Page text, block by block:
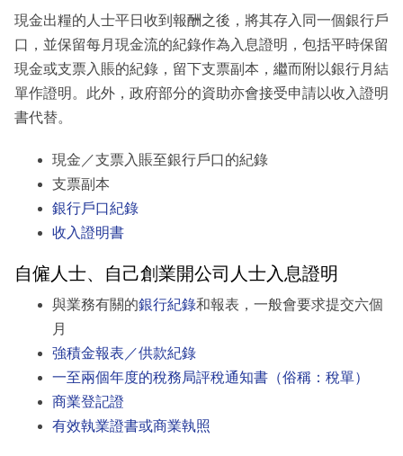
現金出糧的人士平日收到報酬之後，將其存入同一個銀行戶
口，並保留每月現金流的紀錄作為入息證明，包括平時保留
現金或支票入賬的紀錄，留下支票副本，繼而附以銀行月結
單作證明。此外，政府部分的資助亦會接受申請以收入證明
書代替。
現金／支票入賬至銀行戶口的紀錄
支票副本
銀行戶口紀錄
收入證明書
自僱人士、自己創業開公司人士入息證明
與業務有關的銀行紀錄和報表，一般會要求提交六個
月
強積金報表／供款紀錄
一至兩個年度的稅務局評稅通知書（俗稱：稅單）
商業登記證
有效執業證書或商業執照